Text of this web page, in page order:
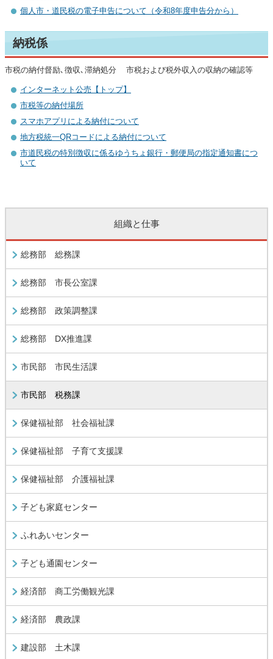
個人市・道民税の電子申告について（令和8年度申告分から）
納税係
市税の納付督励､徴収､滞納処分 市税および税外収入の収納の確認等
インターネット公売【トップ】
市税等の納付場所
スマホアプリによる納付について
地方税統一QRコードによる納付について
市道民税の特別徴収に係るゆうちょ銀行・郵便局の指定通知書につ
いて
組織と仕事
総務部 総務課
総務部 市長公室課
総務部 政策調整課
総務部 DX推進課
市民部 市民生活課
市民部 税務課
保健福祉部 社会福祉課
保健福祉部 ​子育て支援課
保健福祉部 介護福祉課
子ども家庭センター
ふれあいセンター
子ども通園センター
経済部 商工労働観光課
経済部 農政課
建設部 土木課